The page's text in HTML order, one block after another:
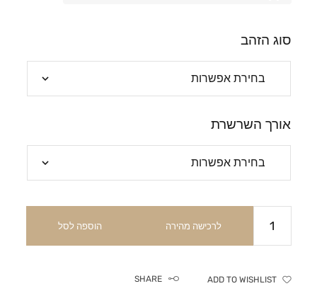
סוג הזהב
אורך השרשרת
לרכישה מהירה הוספה לסל
ADD TO WISHLIST
SHARE